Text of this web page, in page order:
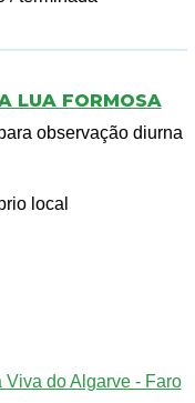
LUA FORMOSA
observação diurna
local
do Algarve - Faro